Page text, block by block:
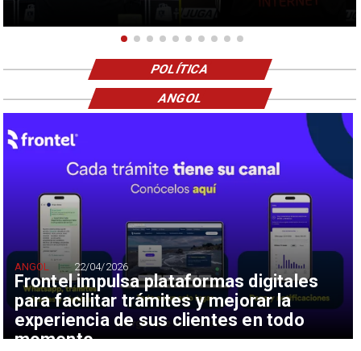
POLÍTICA
Frontel impulsa plataformas digitales
para facilitar trámites y mejorar la
experiencia de sus clientes en todo
momento
ANGOL 22/04/2026
ANGOL